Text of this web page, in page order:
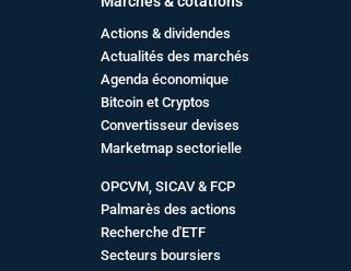
Actions & dividendes
Actualités des marchés
Agenda économique
Bitcoin et Cryptos
Convertisseur devises
Marketmap sectorielle
OPCVM, SICAV & FCP
Palmarès des actions
Recherche d'ETF
Secteurs boursiers